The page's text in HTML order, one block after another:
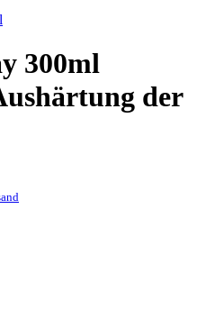
300ml
der